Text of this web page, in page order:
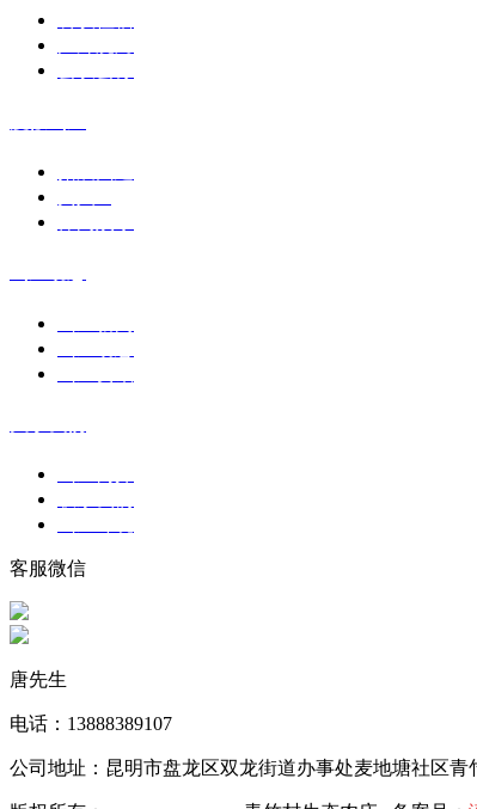
客服微信
唐先生
电话：13888389107
公司地址：昆明市盘龙区双龙街道办事处麦地塘社区青